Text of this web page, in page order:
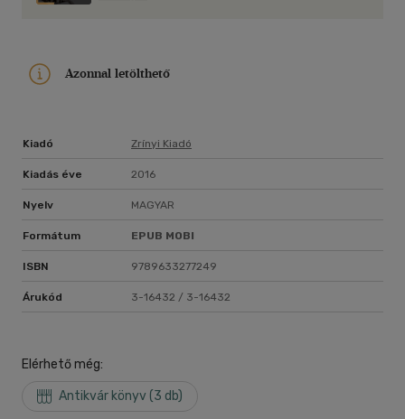
Azonnal letölthető
Kiadó Zrínyi Kiadó
Kiadás éve 2016
Nyelv MAGYAR
Formátum EPUB MOBI
ISBN 9789633277249
Árukód 3-16432 / 3-16432
Elérhető még:
Antikvár könyv (3 db)